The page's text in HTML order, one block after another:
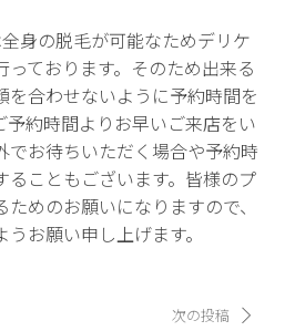
身の脱毛が可能なためデリケ
ております。そのため出来る
を合わせないように予約時間を
予約時間よりお早いご来店をい
でお待ちいただく場合や予約時
ることもございます。皆様のプ
めのお願いになりますので、
お願い申し上げます。
次の投稿